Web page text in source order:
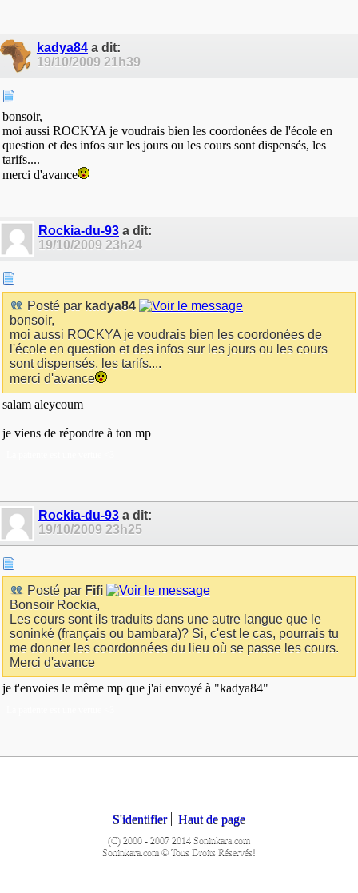
kadya84a dit:
19/10/2009 21h39
bonsoir,
moi aussi ROCKYA je voudrais bien les coordonées de l'école en
question et des infos sur les jours ou les cours sont dispensés, les
tarifs....
merci d'avance
Rockia-du-93 a dit:
19/10/2009 23h24
Posté par kadya84
bonsoir,
moi aussi ROCKYA je voudrais bien les coordonées de
l'école en question et des infos sur les jours ou les cours
sont dispensés, les tarifs....
merci d'avance
salam aleycoum
je viens de répondre à ton mp
Rockia-du-93 a dit:
19/10/2009 23h25
Posté par Fifi
Bonsoir Rockia,
Les cours sont ils traduits dans une autre langue que le
soninké (français ou bambara)? Si, c'est le cas, pourrais tu
me donner les coordonnées du lieu où se passe les cours.
Merci d'avance
je t'envoies le même mp que j'ai envoyé à "kadya84"
S'identifier Haut de page
(C) 2000 - 2007 2014 Soninkara.com
Soninkara.com © Tous Droits Réservés!